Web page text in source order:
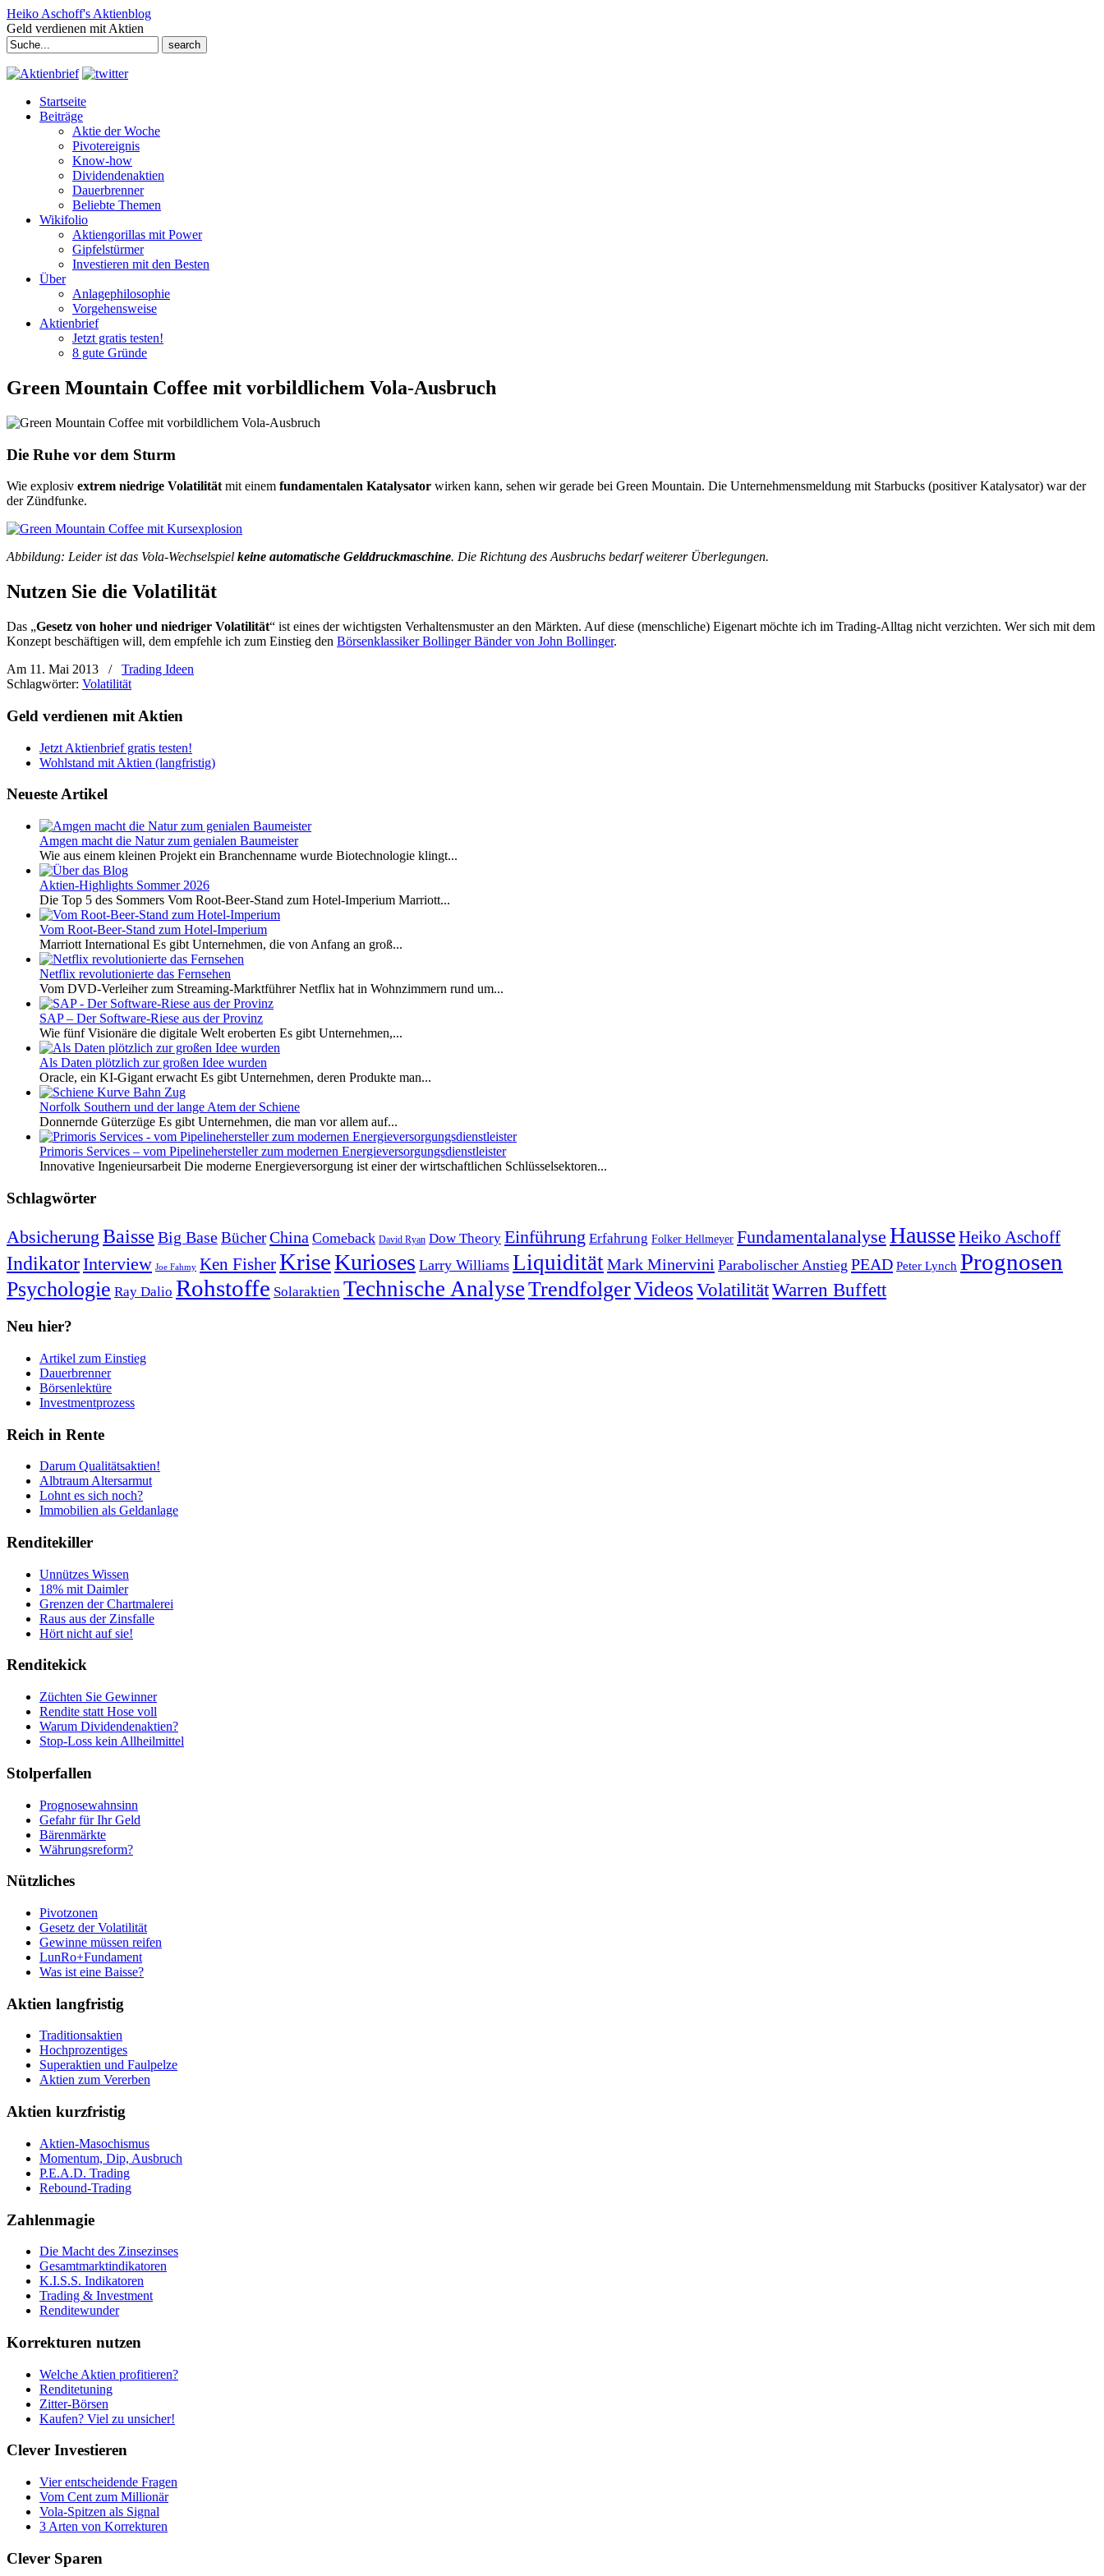
Heiko Aschoff's Aktienblog
Geld verdienen mit Aktien
Search
for:
Startseite
Beiträge
Aktie der Woche
Pivotereignis
Know-how
Dividendenaktien
Dauerbrenner
Beliebte Themen
Wikifolio
Aktiengorillas mit Power
Gipfelstürmer
Investieren mit den Besten
Über
Anlagephilosophie
Vorgehensweise
Aktienbrief
Jetzt gratis testen!
8 gute Gründe
Green Mountain Coffee mit vorbildlichem Vola-Ausbruch
Die Ruhe vor dem Sturm
Wie explosiv extrem niedrige Volatilität mit einem fundamentalen Katalysator wirken kann, sehen wir gerade bei Green Mountain. Die Unternehmensmeldung mit Starbucks (positiver Katalysator) war der
der Zündfunke.
Abbildung: Leider ist das Vola-Wechselspiel keine automatische Gelddruckmaschine. Die Richtung des Ausbruchs bedarf weiterer Überlegungen.
Nutzen Sie die Volatilität
Das „Gesetz von hoher und niedriger Volatilität“ ist eines der wichtigsten Verhaltensmuster an den Märkten. Auf diese (menschliche) Eigenart möchte ich im Trading-Alltag nicht verzichten. Wer sich mit dem
Konzept beschäftigen will, dem empfehle ich zum Einstieg den Börsenklassiker Bollinger Bänder von John Bollinger.
Am 11. Mai 2013
/
Trading Ideen
Schlagwörter: Volatilität
Geld verdienen mit Aktien
Jetzt Aktienbrief gratis testen!
Wohlstand mit Aktien (langfristig)
Neueste Artikel
Amgen macht die Natur zum genialen Baumeister
Wie aus einem kleinen Projekt ein Branchenname wurde Biotechnologie klingt...
Aktien-Highlights Sommer 2026
Die Top 5 des Sommers Vom Root-Beer-Stand zum Hotel-Imperium Marriott...
Vom Root-Beer-Stand zum Hotel-Imperium
Marriott International Es gibt Unternehmen, die von Anfang an groß...
Netflix revolutionierte das Fernsehen
Vom DVD-Verleiher zum Streaming-Marktführer Netflix hat in Wohnzimmern rund um...
SAP – Der Software-Riese aus der Provinz
Wie fünf Visionäre die digitale Welt eroberten Es gibt Unternehmen,...
Als Daten plötzlich zur großen Idee wurden
Oracle, ein KI-Gigant erwacht Es gibt Unternehmen, deren Produkte man...
Norfolk Southern und der lange Atem der Schiene
Donnernde Güterzüge Es gibt Unternehmen, die man vor allem auf...
Primoris Services – vom Pipelinehersteller zum modernen Energieversorgungsdienstleister
Innovative Ingenieursarbeit Die moderne Energieversorgung ist einer der wirtschaftlichen Schlüsselsektoren...
Schlagwörter
Absicherung Baisse Big BaseBücherChina Comeback David Ryan Dow Theory Einführung Erfahrung Folker Hellmeyer Fundamentalanalyse HausseHeiko Aschoff
IndikatorInterview Joe Fahmy Ken FisherKriseKurioses Larry Williams LiquiditätMark Minervini Parabolischer Anstieg PEAD Peter Lynch Prognosen
Psychologie Ray Dalio Rohstoffe Solaraktien Technische AnalyseTrendfolgerVideosVolatilitätWarren Buffett
Neu hier?
Artikel zum Einstieg
Dauerbrenner
Börsenlektüre
Investmentprozess
Reich in Rente
Darum Qualitätsaktien!
Albtraum Altersarmut
Lohnt es sich noch?
Immobilien als Geldanlage
Renditekiller
Unnützes Wissen
18% mit Daimler
Grenzen der Chartmalerei
Raus aus der Zinsfalle
Hört nicht auf sie!
Renditekick
Züchten Sie Gewinner
Rendite statt Hose voll
Warum Dividendenaktien?
Stop-Loss kein Allheilmittel
Stolperfallen
Prognosewahnsinn
Gefahr für Ihr Geld
Bärenmärkte
Währungsreform?
Nützliches
Pivotzonen
Gesetz der Volatilität
Gewinne müssen reifen
LunRo+Fundament
Was ist eine Baisse?
Aktien langfristig
Traditionsaktien
Hochprozentiges
Superaktien und Faulpelze
Aktien zum Vererben
Aktien kurzfristig
Aktien-Masochismus
Momentum, Dip, Ausbruch
P.E.A.D. Trading
Rebound-Trading
Zahlenmagie
Die Macht des Zinsezinses
Gesamtmarktindikatoren
K.I.S.S. Indikatoren
Trading & Investment
Renditewunder
Korrekturen nutzen
Welche Aktien profitieren?
Renditetuning
Zitter-Börsen
Kaufen? Viel zu unsicher!
Clever Investieren
Vier entscheidende Fragen
Vom Cent zum Millionär
Vola-Spitzen als Signal
3 Arten von Korrekturen
Clever Sparen